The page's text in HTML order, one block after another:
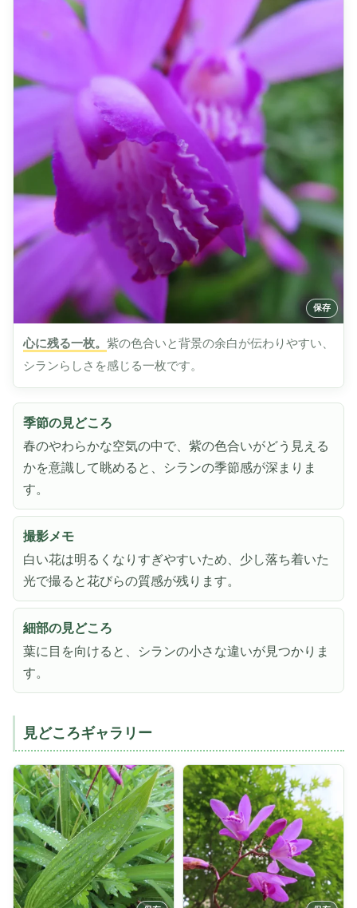
心に残る一枚。 紫の色合いと背景の余白が伝わりやすい、
シランらしさを感じる一枚です。
季節の見どころ
春のやわらかな空気の中で、紫の色合いがどう見える
かを意識して眺めると、シランの季節感が深まりま
す。
撮影メモ
白い花は明るくなりすぎやすいため、少し落ち着いた
光で撮ると花びらの質感が残ります。
細部の見どころ
葉に目を向けると、シランの小さな違いが見つかりま
す。
見どころギャラリー